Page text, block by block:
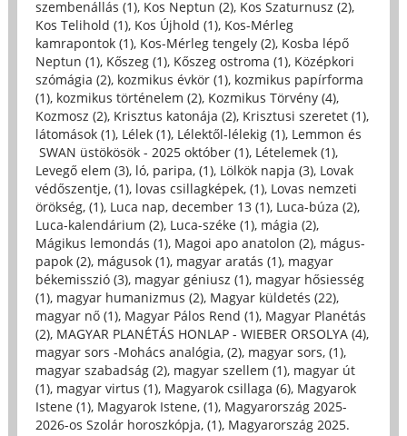
szembenállás (1), Kos Neptun (2), Kos Szaturnusz (2),
Kos Telihold (1), Kos Újhold (1), Kos-Mérleg
kamrapontok (1), Kos-Mérleg tengely (2), Kosba lépő
Neptun (1), Kőszeg (1), Kőszeg ostroma (1), Középkori
szómágia (2), kozmikus évkör (1), kozmikus papírforma
(1), kozmikus történelem (2), Kozmikus Törvény (4),
Kozmosz (2), Krisztus katonája (2), Krisztusi szeretet (1),
látomások (1), Lélek (1), Lélektől-lélekig (1), Lemmon és
SWAN üstökösök - 2025 október (1), Lételemek (1),
Levegő elem (3), ló, paripa, (1), Lölkök napja (3), Lovak
védőszentje, (1), lovas csillagképek, (1), Lovas nemzeti
örökség, (1), Luca nap, december 13 (1), Luca-búza (2),
Luca-kalendárium (2), Luca-széke (1), mágia (2),
Mágikus lemondás (1), Magoi apo anatolon (2), mágus-
papok (2), mágusok (1), magyar aratás (1), magyar
békemisszió (3), magyar géniusz (1), magyar hősiesség
(1), magyar humanizmus (2), Magyar küldetés (22),
magyar nő (1), Magyar Pálos Rend (1), Magyar Planétás
(2), MAGYAR PLANÉTÁS HONLAP - WIEBER ORSOLYA (4),
magyar sors -Mohács analógia, (2), magyar sors, (1),
magyar szabadság (2), magyar szellem (1), magyar út
(1), magyar virtus (1), Magyarok csillaga (6), Magyarok
Istene (1), Magyarok Istene, (1), Magyarország 2025-
2026-os Szolár horoszkópja, (1), Magyarország 2025.